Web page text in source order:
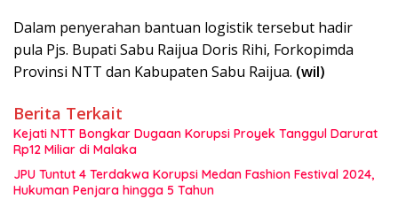
Dalam penyerahan bantuan logistik tersebut hadir
pula Pjs. Bupati Sabu Raijua Doris Rihi, Forkopimda
Provinsi NTT dan Kabupaten Sabu Raijua. (wil)
Berita Terkait
Kejati NTT Bongkar Dugaan Korupsi Proyek Tanggul Darurat
Rp12 Miliar di Malaka
JPU Tuntut 4 Terdakwa Korupsi Medan Fashion Festival 2024,
Hukuman Penjara hingga 5 Tahun